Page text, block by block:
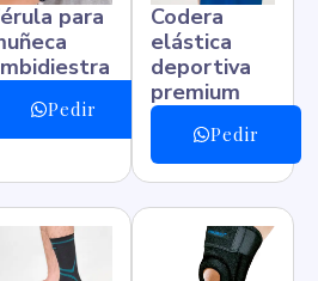
para
Pedir
Codera
elástica
deportiva
premium
Pedir